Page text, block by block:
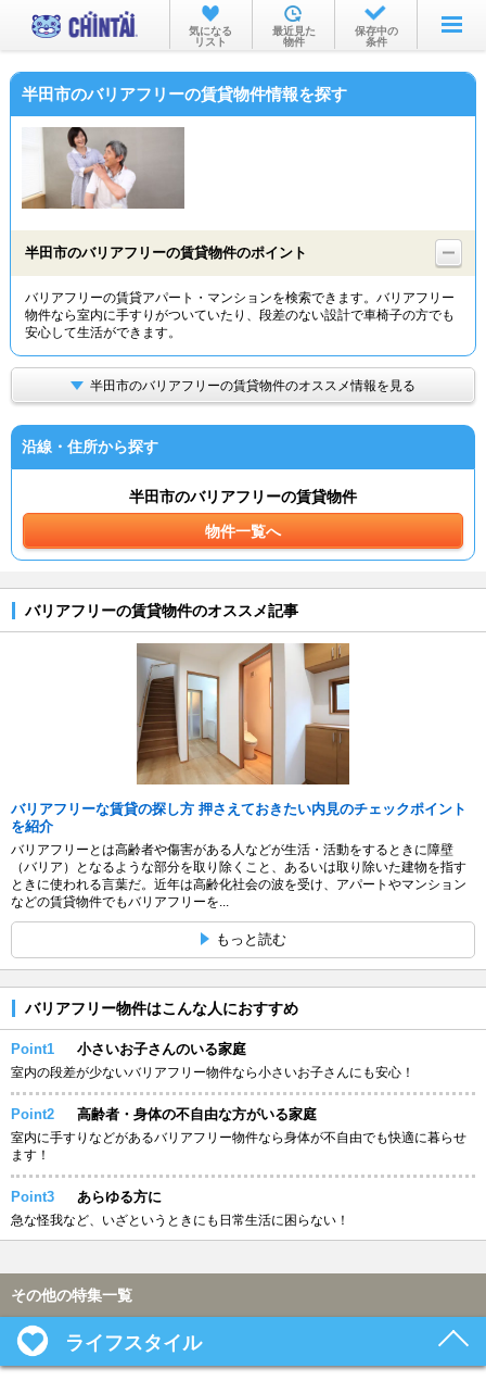
お部屋を探す
沿線・駅から
物件特集から
TOP
気になる
リスト
最近見た
物件
保存中の
条件
半田市のバリアフリーの賃貸物件情報を探す
半田市のバリアフリーの賃貸物件のポイント
バリアフリーの賃貸アパート・マンションを検索できます。バリアフリー
物件なら室内に手すりがついていたり、段差のない設計で車椅子の方でも
安心して生活ができます。
半田市のバリアフリーの賃貸物件のオススメ情報を見る
沿線・住所から探す
半田市のバリアフリーの賃貸物件
物件一覧へ
バリアフリーの賃貸物件のオススメ記事
バリアフリーな賃貸の探し方 押さえておきたい内見のチェックポイント
を紹介
バリアフリーとは高齢者や傷害がある人などが生活・活動をするときに障壁
（バリア）となるような部分を取り除くこと、あるいは取り除いた建物を指す
ときに使われる言葉だ。近年は高齢化社会の波を受け、アパートやマンション
などの賃貸物件でもバリアフリーを...
もっと読む
バリアフリー物件はこんな人におすすめ
Point1 小さいお子さんのいる家庭
室内の段差が少ないバリアフリー物件なら小さいお子さんにも安心！
Point2 高齢者・身体の不自由な方がいる家庭
室内に手すりなどがあるバリアフリー物件なら身体が不自由でも快適に暮らせ
ます！
Point3 あらゆる方に
急な怪我など、いざというときにも日常生活に困らない！
その他の特集一覧
ライフスタイル